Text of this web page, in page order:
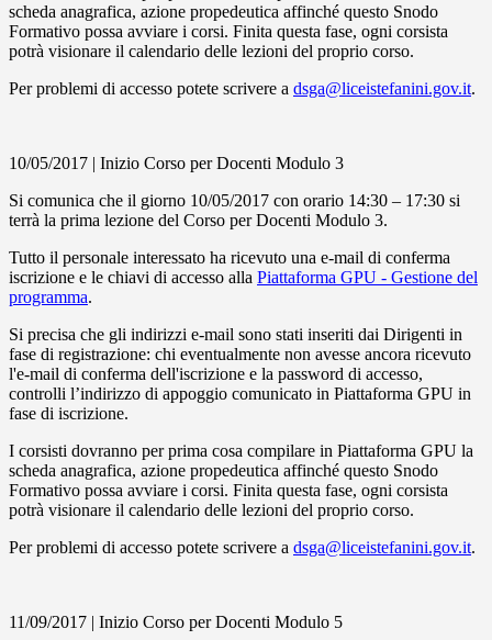
scheda anagrafica, azione propedeutica affinché questo Snodo
Formativo possa avviare i corsi. Finita questa fase, ogni corsista
potrà visionare il calendario delle lezioni del proprio corso.
Per problemi di accesso potete scrivere a dsga@liceistefanini.gov.it.
10/05/2017 | Inizio Corso per Docenti Modulo 3
Si comunica che il giorno 10/05/2017 con orario 14:30 – 17:30 si
terrà la prima lezione del Corso per Docenti Modulo 3.
Tutto il personale interessato ha ricevuto una e-mail di conferma
iscrizione e le chiavi di accesso alla Piattaforma GPU - Gestione del
programma.
Si precisa che gli indirizzi e-mail sono stati inseriti dai Dirigenti in
fase di registrazione: chi eventualmente non avesse ancora ricevuto
l'e-mail di conferma dell'iscrizione e la password di accesso,
controlli l’indirizzo di appoggio comunicato in Piattaforma GPU in
fase di iscrizione.
I corsisti dovranno per prima cosa compilare in Piattaforma GPU la
scheda anagrafica, azione propedeutica affinché questo Snodo
Formativo possa avviare i corsi. Finita questa fase, ogni corsista
potrà visionare il calendario delle lezioni del proprio corso.
Per problemi di accesso potete scrivere a dsga@liceistefanini.gov.it.
11/09/2017 | Inizio Corso per Docenti Modulo 5